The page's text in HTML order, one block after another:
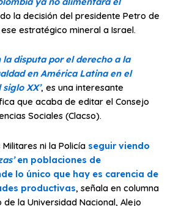
la decisión del presidente Petro de
estratégico mineral a Israel.
la disputa por el derecho a la
en América Latina en el
XX’, es una interesante
que acaba de editar el Consejo
Sociales (Clacso).
ni la Policía seguir viendo
en poblaciones de
lo único que hay es carencia de
productivas, señala en columna
la Universidad Nacional, Alejo